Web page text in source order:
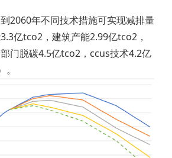
2060年不同技术措施可实现减排量
亿tco2，建筑产能2.99亿tco2，
门脱碳4.5亿tco2，ccus技术4.2亿